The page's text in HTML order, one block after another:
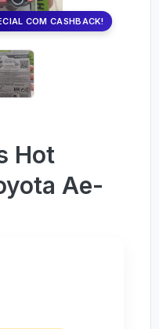
COM CASHBACK!
Hot
Ae-